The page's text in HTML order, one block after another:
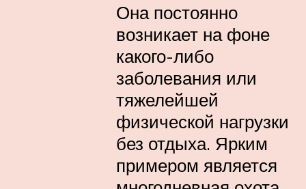
Она постоянно
возникает на фоне
какого-либо
заболевания или
тяжелейшей
физической нагрузки
без отдыха. Ярким
примером является